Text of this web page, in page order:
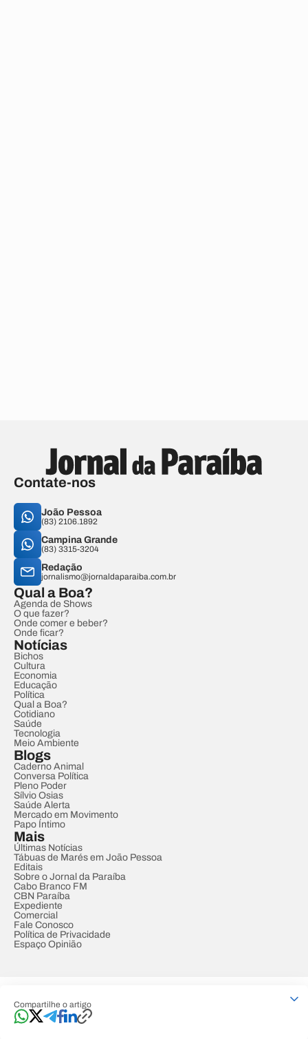
Compartilhe o artigo
Contate-nos
João Pessoa
(83) 2106.1892
Campina Grande
(83) 3315-3204
Redação
jornalismo@jornaldaparaiba.com.br
Qual a Boa?
Agenda de Shows
O que fazer?
Onde comer e beber?
Onde ficar?
Notícias
Bichos
Cultura
Economia
Educação
Política
Qual a Boa?
Cotidiano
Saúde
Tecnologia
Meio Ambiente
Blogs
Caderno Animal
Conversa Política
Pleno Poder
Sílvio Osias
Saúde Alerta
Mercado em Movimento
Papo Íntimo
Mais
Últimas Notícias
Tábuas de Marés em João Pessoa
Editais
Sobre o Jornal da Paraíba
Cabo Branco FM
CBN Paraíba
Expediente
Comercial
Fale Conosco
Política de Privacidade
Espaço Opinião
Developed by Designed by